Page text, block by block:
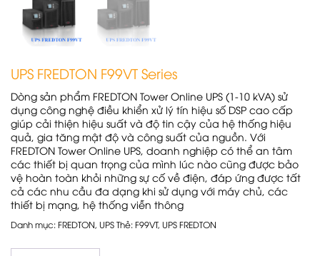
UPS FREDTON F99VT Series
Dòng sản phẩm FREDTON Tower Online UPS (1-10 kVA) sử
dụng công nghệ điều khiển xử lý tín hiệu số DSP cao cấp
giúp cải thiện hiệu suất và độ tin cậy của hệ thống hiệu
quả, gia tăng mật độ và công suất của nguồn. Với
FREDTON Tower Online UPS, doanh nghiệp có thể an tâm
các thiết bị quan trọng của mình lúc nào cũng được bảo
vệ hoàn toàn khỏi những sự cố về điện, đáp ứng được tất
cả các nhu cầu đa dạng khi sử dụng với máy chủ, các
thiết bị mạng, hệ thống viễn thông
Danh mục:FREDTON, UPSThẻ:F99VT, UPS FREDTON